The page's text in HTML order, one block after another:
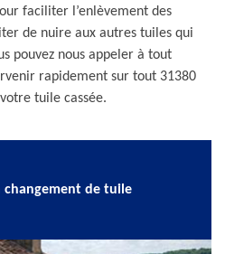
faciliter l’enlèvement des
de nuire aux autres tuiles qui
pouvez nous appeler à tout
rapidement sur tout 31380
tuile cassée.
changement de tuile